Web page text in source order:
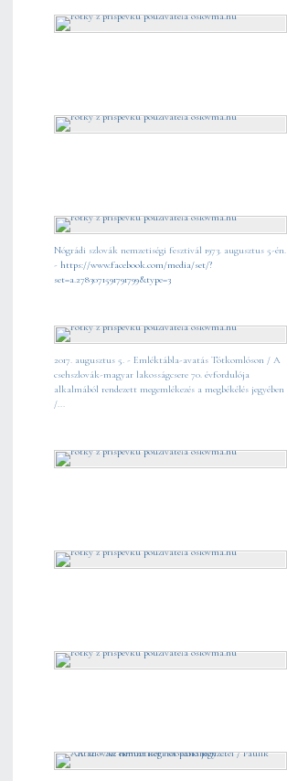
Nógrádi szlovák nemzetiségi fesztivál 1973. augusztus 5-én.
- https://www.facebook.com/media/set/?
set=a.2783071591791799&type=3
2017. augusztus 5. - Emléktábla-avatás Tótkomlóson / A
csehszlovák-magyar lakosságcsere 70. évfordulója
alkalmából rendezett megemlékezés a megbékélés jegyében
/...